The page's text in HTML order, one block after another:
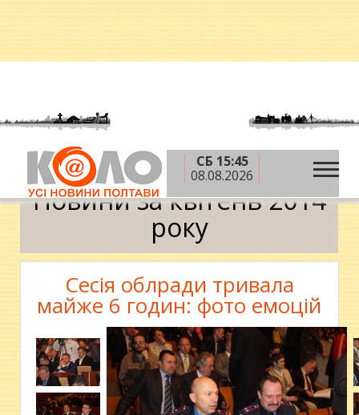
СБ 15:45
08.08.2026
Головна » 2014 рік » квітень Календар
Новини за квітень 2014
року
Сесія облради тривала
майже 6 годин: фото емоцій